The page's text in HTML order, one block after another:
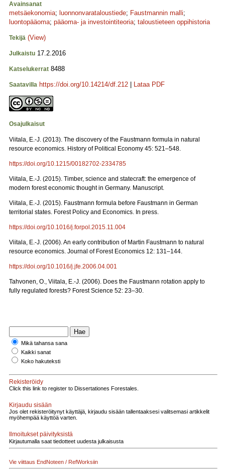
Avainsanat
metsäekonomia; luonnonvarataloustiede; Faustmannin malli;
luontopääoma; pääoma- ja investointiteoria; taloustieteen oppihistoria
Tekijä (View)
Julkaistu 17.2.2016
Katselukerrat 8488
Saatavilla https://doi.org/10.14214/df.212 Lataa PDF
Osajulkaisut
Viitala, E.-J. (2013). The discovery of the Faustmann formula in natural
resource economics. History of Political Economy 45: 521‒548.
https://doi.org/10.1215/00182702-2334785
Viitala, E.-J. (2015). Timber, science and statecraft: the emergence of
modern forest economic thought in Germany. Manuscript.
Viitala, E.-J. (2015). Faustmann formula before Faustmann in German
territorial states. Forest Policy and Economics. In press.
https://doi.org/10.1016/j.forpol.2015.11.004
Viitala, E.-J. (2006). An early contribution of Martin Faustmann to natural
resource economics. Journal of Forest Economics 12: 131‒144.
https://doi.org/10.1016/j.jfe.2006.04.001
Tahvonen, O., Viitala, E.-J. (2006). Does the Faustmann rotation apply to
fully regulated forests? Forest Science 52: 23‒30.
Mikä tahansa sana
Kaikki sanat
Koko hakuteksti
Rekisteröidy
Click this link to register to Dissertationes Forestales.
Kirjaudu sisään
Jos olet rekisteröitynyt käyttäjä, kirjaudu sisään tallentaaksesi valitsemasi artikkelit
myöhempää käyttöä varten.
Ilmoitukset päivityksistä
Kirjautumalla saat tiedotteet uudesta julkaisusta
Vie viittaus EndNoteen / RefWorksiin